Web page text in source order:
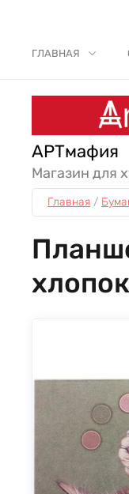
ГЛАВНАЯ
АРТмафия
Магазин для
Главная /